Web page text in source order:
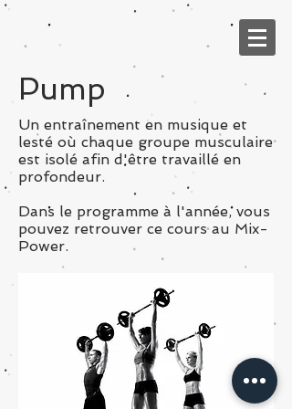
Pump
Un entraînement en musique et
lesté où chaque groupe musculaire
est isolé ​ afin d'être travaillé en
profondeur.
Dans le programme à l'année, vous
pouvez retrouver ce cours au Mix-
Power.